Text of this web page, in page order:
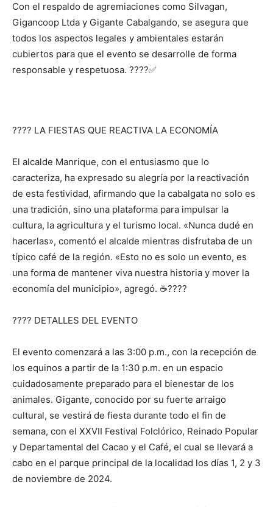
Con el respaldo de agremiaciones como Silvagan,
Gigancoop Ltda y Gigante Cabalgando, se asegura que
todos los aspectos legales y ambientales estarán
cubiertos para que el evento se desarrolle de forma
responsable y respetuosa. ????✅
????️ LA FIESTAS QUE REACTIVA LA ECONOMÍA
El alcalde Manrique, con el entusiasmo que lo
caracteriza, ha expresado su alegría por la reactivación
de esta festividad, afirmando que la cabalgata no solo es
una tradición, sino una plataforma para impulsar la
cultura, la agricultura y el turismo local. «Nunca dudé en
hacerlas», comentó el alcalde mientras disfrutaba de un
típico café de la región. «Esto no es solo un evento, es
una forma de mantener viva nuestra historia y mover la
economía del municipio», agregó. ☕????
????️ DETALLES DEL EVENTO
El evento comenzará a las 3:00 p.m., con la recepción de
los equinos a partir de la 1:30 p.m. en un espacio
cuidadosamente preparado para el bienestar de los
animales. Gigante, conocido por su fuerte arraigo
cultural, se vestirá de fiesta durante todo el fin de
semana, con el XXVII Festival Folclórico, Reinado Popular
y Departamental del Cacao y el Café, el cual se llevará a
cabo en el parque principal de la localidad los días 1, 2 y 3
de noviembre de 2024.